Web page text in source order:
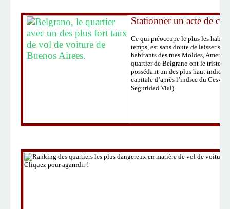
Stationner un acte de
Ce qui préoccupe le plus les
temps, est sans doute de laisser
habitants des rues Moldes,
quartier de Belgrano ont le triste
possédant un des plus haut indice
capitale d’après l’indice du Cesvi
Seguridad Vial).